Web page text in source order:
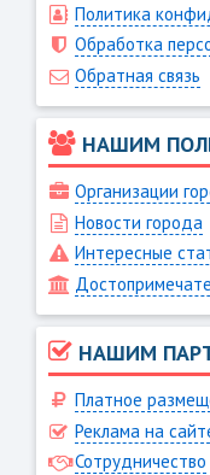
Политика
Обработка
Обратная связь
НАШИМ
Организации
Новости города
Интересные
НАШИМ
Платное
Реклама на
Сотрудничество